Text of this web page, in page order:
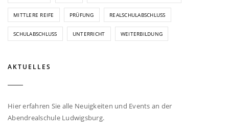
MITTLERE REIFE PRÜFUNG REALSCHULABSCHLUSS
SCHULABSCHLUSS UNTERRICHT WEITERBILDUNG
AKTUELLES
Hier erfahren Sie alle Neuigkeiten und Events an der
Abendrealschule Ludwigsburg.